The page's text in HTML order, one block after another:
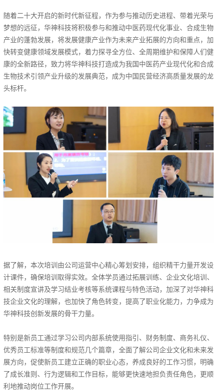
随着二十大开启的新时代新征程，作为参与推动历史进程、带着光荣与
梦想的远征，华神科技将积极参与和推动中医药现代化事业、合成生物
产业的蓬勃发展，将发展健康产业作为未来产业拓展的方向和重点，加
快转变健康领域发展模式，着力探寻全方位、全周期维护和保障人们健
康的全新路径，致力将华神科技打造成为我国中医药产业现代化和合成
生物技术引领产业升级的发展典范，成为中国民营经济高质量发展的龙
头标杆。
据了解，本次培训由公司运营中心精心筹划安排，组织精干力量开发设
计课件，确保培训取得实效。全体学员通过拓展训练、企业文化培训、
相关制度宣讲及学习结业考核等系统课程与特色活动，加深了对华神科
技企业文化的理解，也加快了角色转变，提高了职业化能力，力争成为
华神科技创新发展的骨干力量。
特别是新员工通过学习公司内部系统使用指引、财务制度、商务礼仪、
优秀员工标准等制度和规范几个篇章，全面了解公司企业文化和未来发
展方向，促使新员工建立正确的职业心态，养成良好的工作习惯，明确
了成长准则、行为逻辑和工作目标，能够更快速地担负责任角色，更顺
利地推动岗位工作开展。